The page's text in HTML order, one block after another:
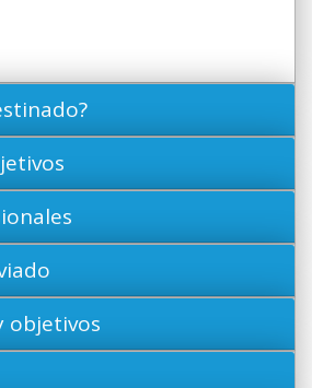
objetivos